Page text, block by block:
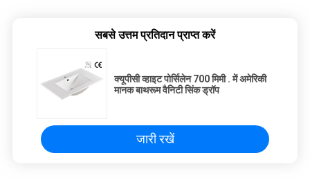
सबसे उत्तम प्रतिदान प्राप्त करें
क्यूपीसी व्हाइट पोर्सिलेन 700 मिमी . में अमेरिकी
मानक बाथरूम वैनिटी सिंक ड्रॉप
जारी रखें